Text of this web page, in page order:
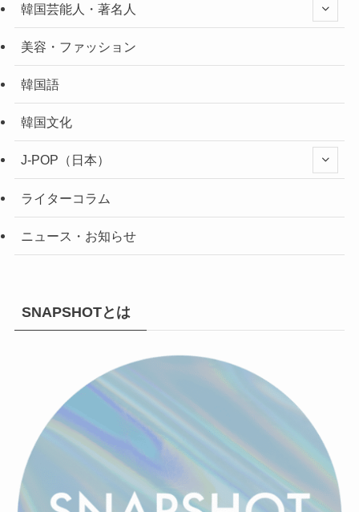
韓国芸能人・著名人
美容・ファッション
韓国語
韓国文化
J-POP（日本）
ライターコラム
ニュース・お知らせ
SNAPSHOTとは